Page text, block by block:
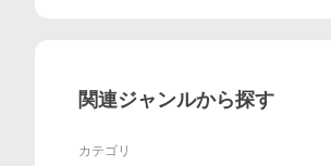
関連ジャンルから探す
カテゴリ